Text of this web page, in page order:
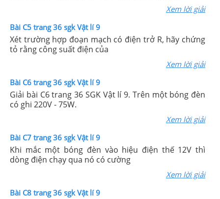
Xem lời giải
Bài C5 trang 36 sgk Vật lí 9
Xét trường hợp đoạn mạch có điện trở R, hãy chứng
tỏ rằng công suất điện của
Xem lời giải
Bài C6 trang 36 sgk Vật lí 9
Giải bài C6 trang 36 SGK Vật lí 9. Trên một bóng đèn
có ghi 220V - 75W.
Xem lời giải
Bài C7 trang 36 sgk Vật lí 9
Khi mắc một bóng đèn vào hiệu điện thế 12V thì
dòng điện chạy qua nó có cường
Xem lời giải
Bài C8 trang 36 sgk Vật lí 9